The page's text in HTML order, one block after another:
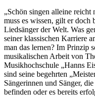
„Schön singen alleine
muss es wissen, gilt er doch
Liedsänger der Welt. Was
seiner klassischen Karriere
man das lernen? Im Prinzip
musikalischen ­Arbeit von
Musikhochschule „Hanns
sind seine begehrten
Sängerinnen und Sänger,
befinden oder es bereits